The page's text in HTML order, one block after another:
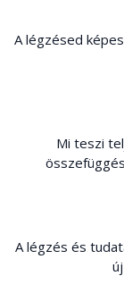
A légzésed
Mi teszi
A légzés és